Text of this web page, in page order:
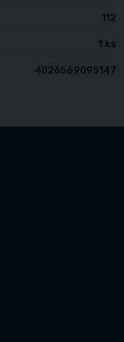
112
1 ks
4026569095147